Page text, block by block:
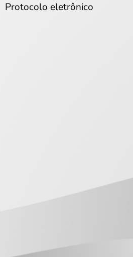
Protocolo eletrônico